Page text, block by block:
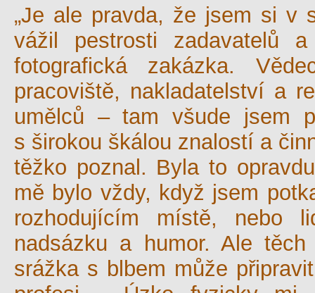
„Je ale pravda, že jsem si v
vážil pestrosti zadavatelů
fotografická zakázka.
pracoviště, nakladatelství a
umělců – tam všude jsem
s širokou škálou znalostí a
těžko poznal. Byla to
mě bylo vždy, když jsem
rozhodujícím místě, nebo
nadsázku a humor. Ale
srážka s blbem může